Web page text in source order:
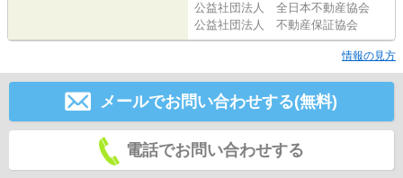
公益社団法人 全日本不動産協会
公益社団法人 不動産保証協会
情報の見方
メールでお問い合わせする(無料)
電話でお問い合わせする